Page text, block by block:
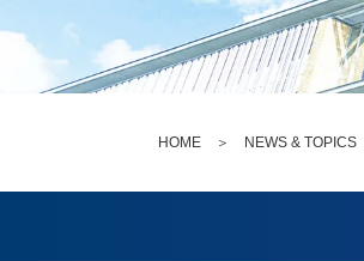
HOME ＞ NEWS & TOPICS